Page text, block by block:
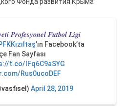
Profesyonel Futbol Ligi
’ın Facebook’ta
Fan Sayfası
t.co/lFq6C9aSYG
Rus0ucoDEF
April 28, 2019